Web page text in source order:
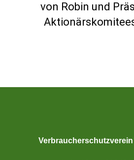
von Robin und
Verbraucherschutzverein